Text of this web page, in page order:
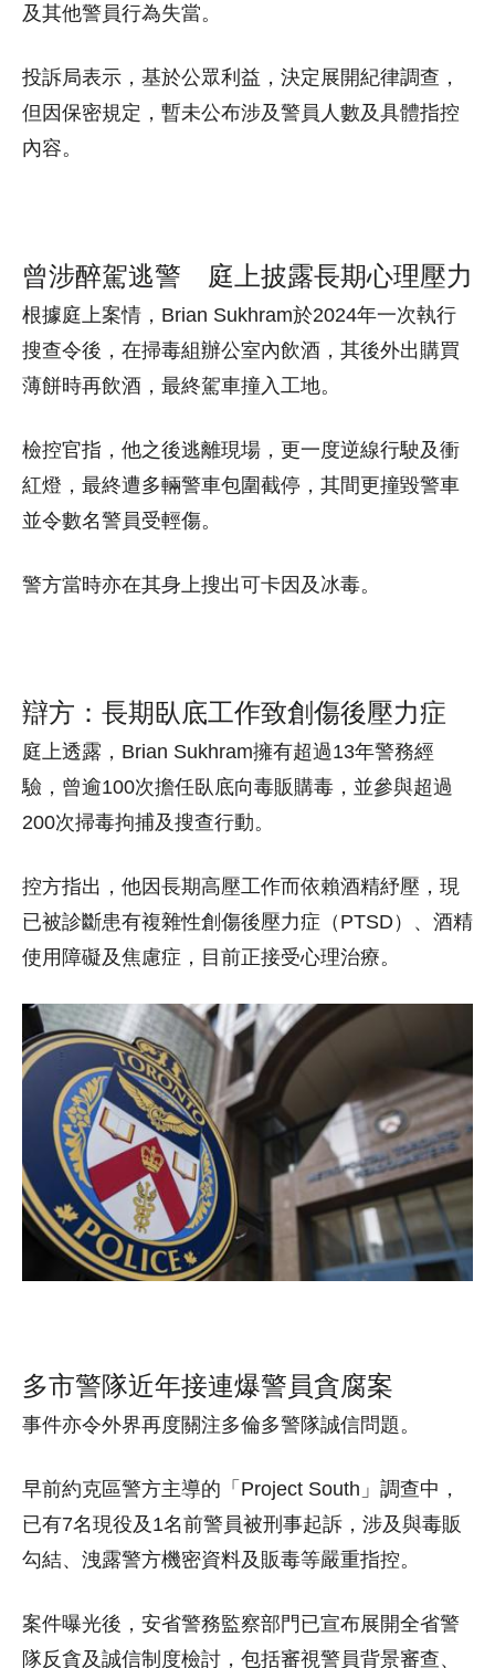
及其他警員行為失當。
投訴局表示，基於公眾利益，決定展開紀律調查，
但因保密規定，暫未公布涉及警員人數及具體指控
內容。
曾涉醉駕逃警 庭上披露長期心理壓力
根據庭上案情，Brian Sukhram於2024年一次執行
搜查令後，在掃毒組辦公室內飲酒，其後外出購買
薄餅時再飲酒，最終駕車撞入工地。
檢控官指，他之後逃離現場，更一度逆線行駛及衝
紅燈，最終遭多輛警車包圍截停，其間更撞毀警車
並令數名警員受輕傷。
警方當時亦在其身上搜出可卡因及冰毒。
辯方：長期臥底工作致創傷後壓力症
庭上透露，Brian Sukhram擁有超過13年警務經
驗，曾逾100次擔任臥底向毒販購毒，並參與超過
200次掃毒拘捕及搜查行動。
控方指出，他因長期高壓工作而依賴酒精紓壓，現
已被診斷患有複雜性創傷後壓力症（PTSD）、酒精
使用障礙及焦慮症，目前正接受心理治療。
多市警隊近年接連爆警員貪腐案
事件亦令外界再度關注多倫多警隊誠信問題。
早前約克區警方主導的「Project South」調查中，
已有7名現役及1名前警員被刑事起訴，涉及與毒販
勾結、洩露警方機密資料及販毒等嚴重指控。
案件曝光後，安省警務監察部門已宣布展開全省警
隊反貪及誠信制度檢討，包括審視警員背景審查、